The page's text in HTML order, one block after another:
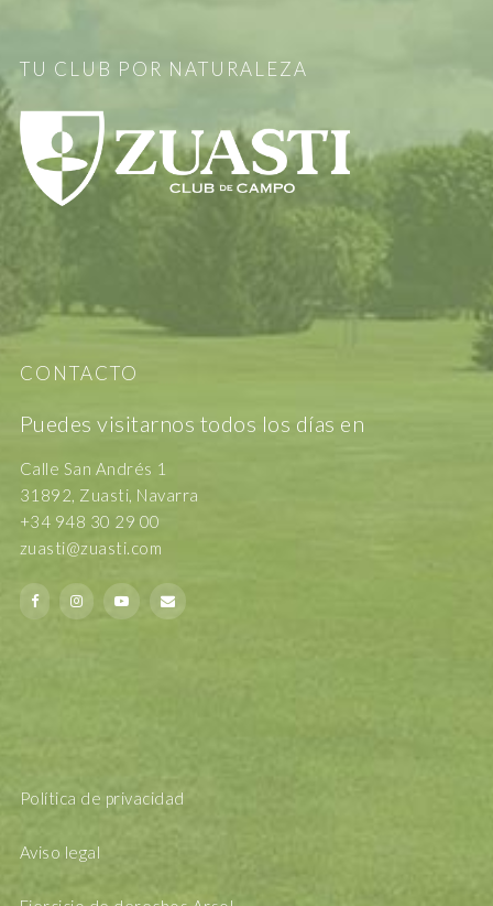
TU CLUB POR NATURALEZA
CONTACTO
Puedes visitarnos todos los días en
Calle San Andrés 1
31892, Zuasti, Navarra
+34 948 30 29 00
zuasti@zuasti.com
Política de privacidad
Aviso legal